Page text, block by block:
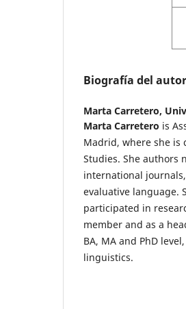
Biografía del
Marta Carretero,
Marta Carretero is
Madrid, where she is
Studies. She authors
international
evaluative language.
participated in
member and as a
BA, MA and PhD
linguistics.